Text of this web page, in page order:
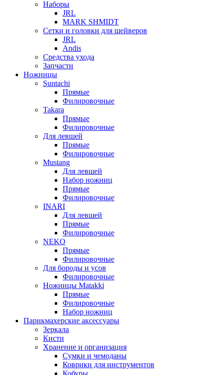
Наборы
JRL
MARK SHMIDT
Сетки и головки для шейверов
JRL
Andis
Средства ухода
Запчасти
Ножницы
Suntachi
Прямые
Филировочные
Takara
Прямые
Филировочные
Для левшей
Прямые
Филировочные
Mustang
Для левшей
Набор ножниц
Прямые
Филировочные
INARI
Для левшей
Прямые
Филировочные
NEKO
Прямые
Филировочные
Для бороды и усов
Филировочные
Ножницы Matakki
Прямые
Филировочные
Набор ножниц
Парикмахерские аксессуары
Зеркала
Кисти
Хранение и организация
Сумки и чемоданы
Коврики для инструментов
Кобуры